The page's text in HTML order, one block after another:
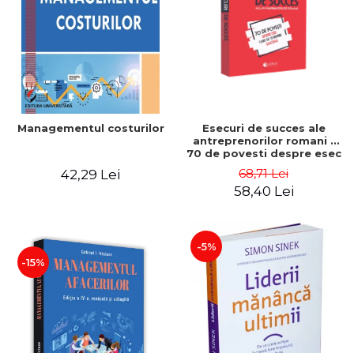
Managementul costurilor
42,29 Lei
Esecuri de succes ale
antreprenorilor romani -
70 de povesti despre esec
68,71 Lei
58,40 Lei
-15%
-5%